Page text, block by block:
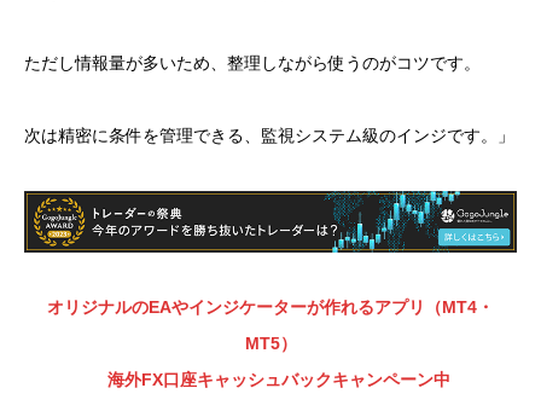
ただし情報量が多いため、整理しながら使うのがコツです。
次は精密に条件を管理できる、監視システム級のインジです。」
オリジナルのEAやインジケーターが作れるアプリ（MT4・
MT5）
海外FX口座キャッシュバックキャンペーン中